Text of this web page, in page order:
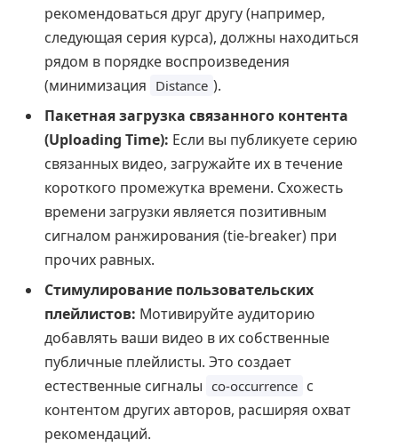
рекомендоваться друг другу (например,
следующая серия курса), должны находиться
рядом в порядке воспроизведения
(минимизация Distance ).
Пакетная загрузка связанного контента
(Uploading Time): Если вы публикуете серию
связанных видео, загружайте их в течение
короткого промежутка времени. Схожесть
времени загрузки является позитивным
сигналом ранжирования (tie-breaker) при
прочих равных.
Стимулирование пользовательских
плейлистов: Мотивируйте аудиторию
добавлять ваши видео в их собственные
публичные плейлисты. Это создает
естественные сигналы co-occurrence с
контентом других авторов, расширяя охват
рекомендаций.